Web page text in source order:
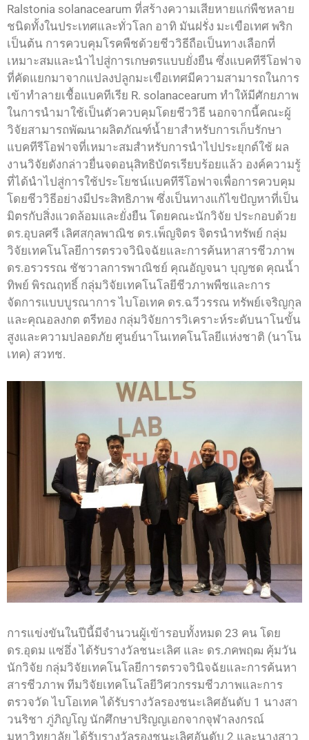
Ralstonia solanacearum ที่สร้างความเสียหายแก่พืชหลาย
ชนิดทั้งในประเทศและทั่วโลก อาทิ มันฝรั่ง มะเขือเทศ พริก
เป็นต้น การควบคุมโรคพืชด้วยชีววิธีถือเป็นทางเลือกที่
เหมาะสมและนำไปสู่การเกษตรแบบยั่งยืน ซึ่งแบคทีรีโอฟาจ
ที่คัดแยกมาจากแปลงปลูกมะเขือเทศมีความสามารถในการ
เข้าทำลายเชื้อแบคทีเรีย R. solanacearum ทำให้มีศักยภาพ
ในการนำมาใช้เป็นตัวควบคุมโดยชีววิธี นอกจากนี้คณะผู้
วิจัยสามารถพัฒนาผลิตภัณฑ์น้ำยาสำหรับการเก็บรักษา
แบคทีรีโอฟาจที่เหมาะสมสำหรับการนำไปประยุกต์ใช้ ผล
งานวิจัยดังกล่าวยื่นจดอนุสิทธิบัตรเรียบร้อยแล้ว องค์ความรู้
ที่ได้นำไปสู่การใช้ประโยชน์แบคทีรีโอฟาจเพื่อการควบคุม
โดยชีววิธีอย่างมีประสิทธิภาพ ซึ่งเป็นทางแก้ไขปัญหาที่เป็น
มิตรกับสิ่งแวดล้อมและยั่งยืน โดยคณะนักวิจัย ประกอบด้วย
ดร.อุบลศรี เลิศสกุลพาณิช ดร.เพ็ญจิตร จิตรนำทรัพย์ กลุ่ม
วิจัยเทคโนโลยีการตรวจวินิจฉัยและการค้นหาสารชีวภาพ
ดร.อรวรรณ ชัชวาลการพาณิชย์ คุณอัญจนา บุญชด คุณน้ำ
ทิพย์ พิรณฤทธิ์ กลุ่มวิจัยเทคโนโลยีชีวภาพพืชและการ
จัดการแบบบูรณาการ ไบโอเทค ดร.ฉวีวรรณ ทรัพย์เจริญกุล
และคุณอลงกต ตรีทอง กลุ่มวิจัยการวิเคราะห์ระดับนาโนขั้น
สูงและความปลอดภัย ศูนย์นาโนเทคโนโลยีแห่งชาติ (นาโน
เทค) สวทช.
การแข่งขันในปีนี้มีจำนวนผู้เข้ารอบทั้งหมด 23 คน โดย
ดร.อุดม แซ่อึ่ง ได้รับรางวัลชนะเลิศ และ ดร.ภคพฤฒ คุ้มวัน
นักวิจัย กลุ่มวิจัยเทคโนโลยีการตรวจวินิจฉัยและการค้นหา
สารชีวภาพ ทีมวิจัยเทคโนโลยีวิศวกรรมชีวภาพและการ
ตรวจวัด ไบโอเทค ได้รับรางวัลรองชนะเลิศอันดับ 1 นางสา
วนริชา ภู่ภิญโญ นักศึกษาปริญญเอกจากจุฬาลงกรณ์
มหาวิทยาลัย ได้รับรางวัลรองชนะเลิศอันดับ 2 และนางสาว